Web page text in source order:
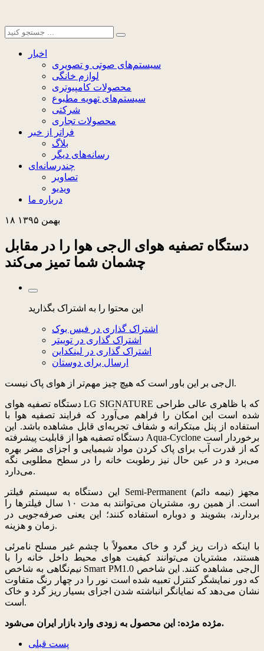
اخبار
سیستم‌های صوتی و تصویری
لوازم خانگی
محصولات کامپیوتری
سیستم‌های تهویه مطبوع
شرکتی
محصولات تجاری
فراتر از خبر
بلاگ
رسانه‌های دیگر
چندرسانه‌ای
تصاویر
ویدیو
درباره ما
۱۸ بهمن ۱۳۹۵
دستگاه تصفیه هوای ال‌جی هوا را در مقابل
چشمان شما تمیز می‌کند
این محتوا را به اشتراک بگذارید
اشتراک گذاری در فیس بوک
اشتراک گذاری در توییتر
اشتراک گذاری در لینکداین
ارسال برای دوستان
ال‌جی بر این باور است که هیچ چیز مهم‌تر از هوای پاک نیست.
دستگاه تصفیه هوای LG SIGNATURE که با ظاهری عالی طراحی
شده است این امکان را فراهم می‌آورد که فرایند تصفیه هوا با
استفاده از پنل مبتکرانه و شفاف تجربه‌ای قابل مشاهده باشد. این
دستگاه تصفیه هوا از قابلیت پیشرفته Aqua-Cyclone برخوردار است
که از قدرت آب برای پاک کردن مواد شیمیایی و اجزای مضر بهره
می‌برد و در عین حال نیز رطوبت خانه را در سطح مطلوبی نگه
می‌دارد.
این دستگاه به سیستم فیلتر Semi-Permanent (نیمه دائم) مجهز
است. از همین رو، مشتریان می‌توانند به مدت ۱۰ سال فیلترها را
بردارند، بشویند و دوباره استفاده کنند؛ این یعنی صرفه‌جویی در
زمان و هزینه.
با اینکه ذرات ریز گرد و خاک معمولاً با چشم غیر مسلح نامرئی
هستند، مشتریان می‌توانند کیفیت هوای محیط داخل خانه را با
نیم‌نگاهی به شاخص Smart PM1.0 ال‌جی مشاهده کنند. این شاخص
که دور نمایشگر کنترل تعبیه شده است نور را در چهار رنگ متفاوت
نشان می‌دهد که نمایانگر انباشته شدن اجزای بسیار ریز گرد و خاک
است.
مژده مژده: این محصول به زودی وارد بازار ایران می‌شود.
پست قبلی